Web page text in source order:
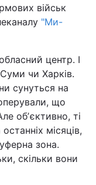
військ
"Ми-
центр. І
чи Харків.
сунуться на
що
обʼєктивно, ті
місяців,
зона.
скільки вони